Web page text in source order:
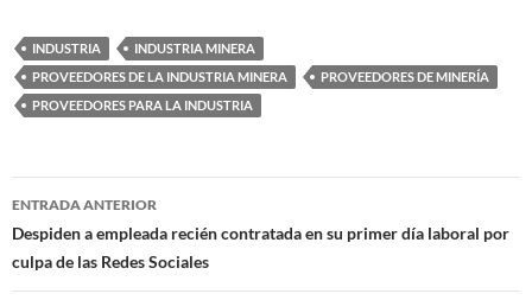
INDUSTRIA
INDUSTRIA MINERA
PROVEEDORES DE LA INDUSTRIA MINERA
PROVEEDORES DE MINERÍA
PROVEEDORES PARA LA INDUSTRIA
Navegación
de
entradas
ENTRADA ANTERIOR
Despiden a empleada recién contratada en su primer día laboral por
culpa de las Redes Sociales